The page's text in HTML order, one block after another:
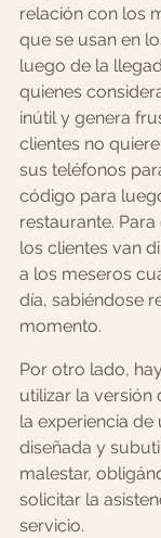
relación con los
que se usan en
luego de la
quienes
inútil y genera
clientes no
sus teléfonos
código para
restaurante.
los clientes van
a los meseros
día, sabiéndose
momento.
Por otro lado,
utilizar la versión
la experiencia
diseñada y
malestar,
solicitar la
servicio.